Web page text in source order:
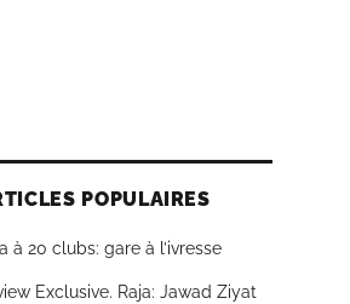
POPULAIRES
à 20 clubs: gare à l’ivresse
Exclusive. Raja: Jawad Ziyat